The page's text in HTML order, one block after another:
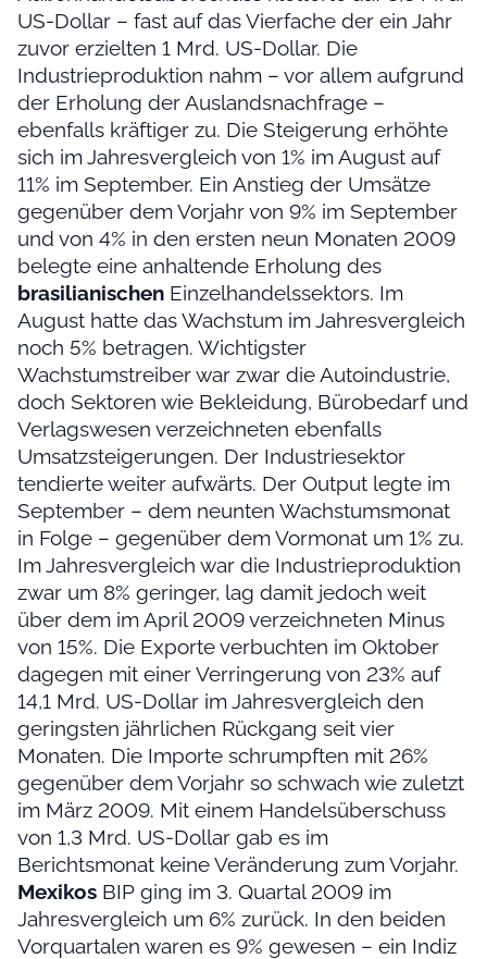
US-Dollar – fast auf das Vierfache der ein Jahr
zuvor erzielten 1 Mrd. US-Dollar. Die
Industrieproduktion nahm – vor allem aufgrund
der Erholung der Auslandsnachfrage –
ebenfalls kräftiger zu. Die Steigerung erhöhte
sich im Jahresvergleich von 1% im August auf
11% im September. Ein Anstieg der Umsätze
gegenüber dem Vorjahr von 9% im September
und von 4% in den ersten neun Monaten 2009
belegte eine anhaltende Erholung des
brasilianischen Einzelhandelssektors. Im
August hatte das Wachstum im Jahresvergleich
noch 5% betragen. Wichtigster
Wachstumstreiber war zwar die Autoindustrie,
doch Sektoren wie Bekleidung, Bürobedarf und
Verlagswesen verzeichneten ebenfalls
Umsatzsteigerungen. Der Industriesektor
tendierte weiter aufwärts. Der Output legte im
September – dem neunten Wachstumsmonat
in Folge – gegenüber dem Vormonat um 1% zu.
Im Jahresvergleich war die Industrieproduktion
zwar um 8% geringer, lag damit jedoch weit
über dem im April 2009 verzeichneten Minus
von 15%. Die Exporte verbuchten im Oktober
dagegen mit einer Verringerung von 23% auf
14,1 Mrd. US-Dollar im Jahresvergleich den
geringsten jährlichen Rückgang seit vier
Monaten. Die Importe schrumpften mit 26%
gegenüber dem Vorjahr so schwach wie zuletzt
im März 2009. Mit einem Handelsüberschuss
von 1,3 Mrd. US-Dollar gab es im
Berichtsmonat keine Veränderung zum Vorjahr.
Mexikos BIP ging im 3. Quartal 2009 im
Jahresvergleich um 6% zurück. In den beiden
Vorquartalen waren es 9% gewesen – ein Indiz